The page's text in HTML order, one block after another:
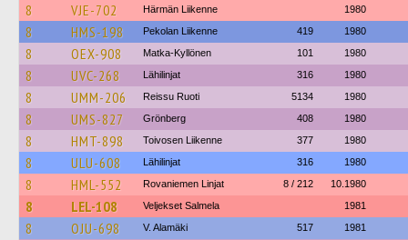
8 VJE-702 Härmän Liikenne 1980
8 HMS-198 Pekolan Liikenne 419 1980
8 OEX-908 Matka-Kyllönen 101 1980
8 UVC-268 Lähilinjat 316 1980
8 UMM-206 Reissu Ruoti 5134 1980
8 UMS-827 Grönberg 408 1980
8 HMT-898 Toivosen Liikenne 377 1980
8 ULU-608 Lähilinjat 316 1980
8 HML-552 Rovaniemen Linjat 8 / 212 10.1980
8 LEL-108 Veljekset Salmela 1981
8 OJU-698 V. Alamäki 517 1981